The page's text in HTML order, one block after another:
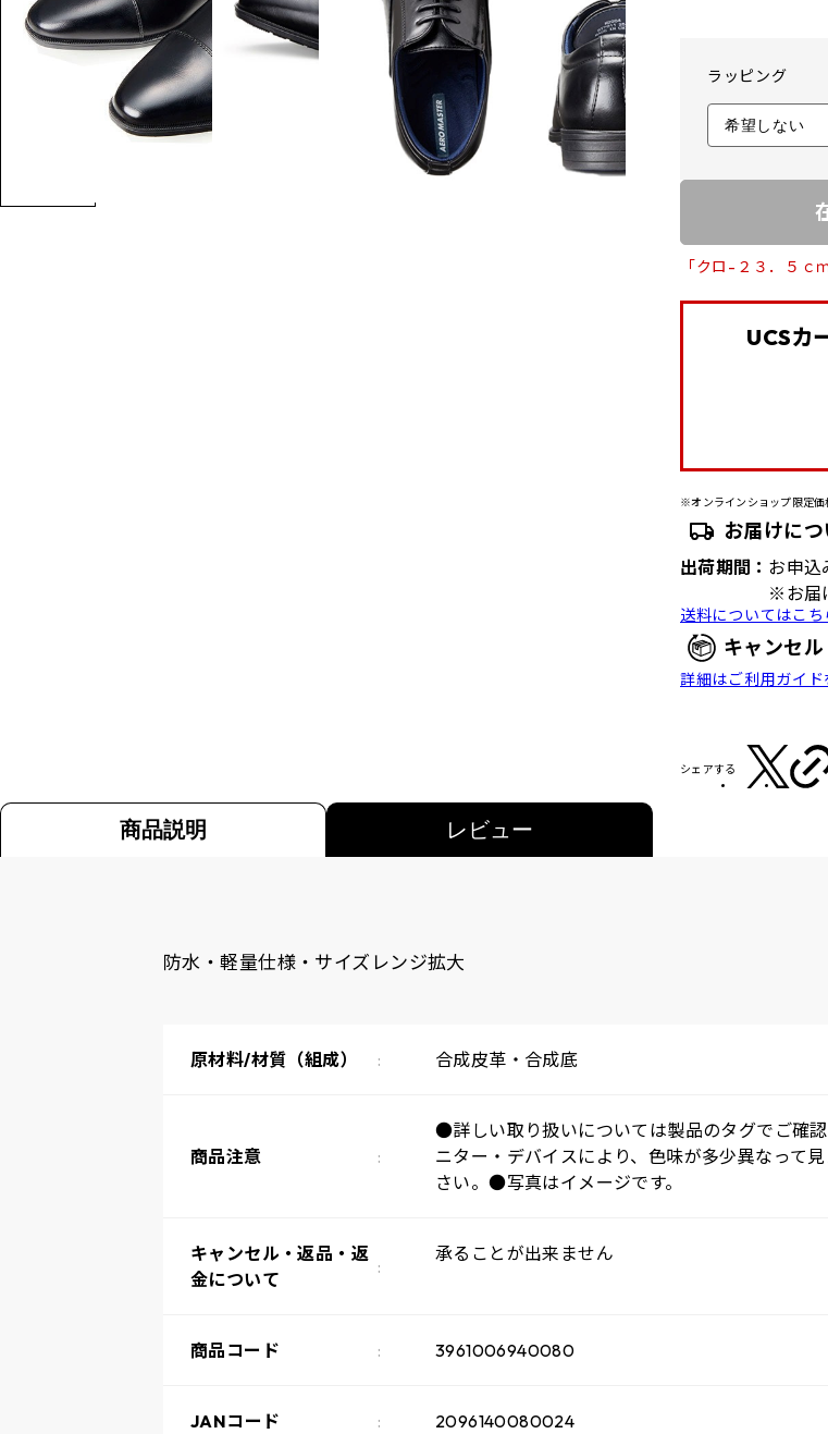
ラッピング
「クロ-２３．５ｃ
UCSカ
※オンラインショップ限定価
お届けにつ
出荷期間： お申込
※お届
送料についてはこ
キャンセ
詳細はご利用ガイ
シェアする
商品説明 レビュー
防水・軽量仕様・サイズレンジ拡大
原材料/材質（組成） 合成皮革・合成底
商品注意
●詳しい取り扱いについては製品のタグでご確
ニター・デバイスにより、色味が多少異なって
さい。●写真はイメージです。
キャンセル・返品・返
金について
承ることが出来ません
商品コード 3961006940080
JANコード 2096140080024